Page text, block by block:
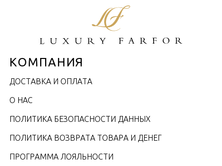
КОМПАНИЯ
ДОСТАВКА И ОПЛАТА
О НАС
ПОЛИТИКА БЕЗОПАСНОСТИ ДАННЫХ
ПОЛИТИКА ВОЗВРАТА ТОВАРА И ДЕНЕГ
ПРОГРАММА ЛОЯЛЬНОСТИ